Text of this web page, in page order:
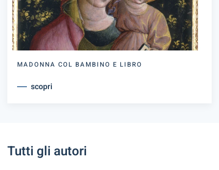
MADONNA COL BAMBINO E LIBRO
scopri
Tutti gli autori